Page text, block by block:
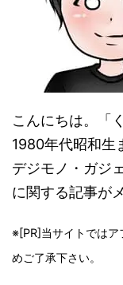
こんにちは。「
1980年代昭和生
デジモノ・ガジ
に関する記事が
※[PR]当サイトではア
めご了承下さい。